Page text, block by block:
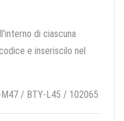
di ciascuna
e inseriscilo nel
/ BTY-L45 / 102065